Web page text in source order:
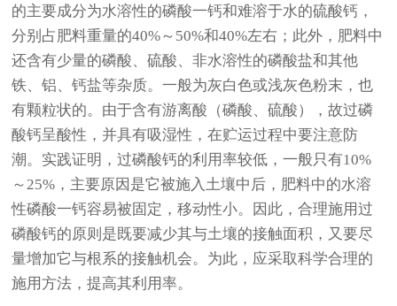
的主要成分为水溶性的磷酸一钙和难溶于水的硫酸钙，
分别占肥料重量的40%～50%和40%左右；此外，肥料中
还含有少量的磷酸、硫酸、非水溶性的磷酸盐和其他
铁、铝、钙盐等杂质。一般为灰白色或浅灰色粉末，也
有颗粒状的。由于含有游离酸（磷酸、硫酸），故过磷
酸钙呈酸性，并具有吸湿性，在贮运过程中要注意防
潮。实践证明，过磷酸钙的利用率较低，一般只有10%
～25%，主要原因是它被施入土壤中后，肥料中的水溶
性磷酸一钙容易被固定，移动性小。因此，合理施用过
磷酸钙的原则是既要减少其与土壤的接触面积，又要尽
量增加它与根系的接触机会。为此，应采取科学合理的
施用方法，提高其利用率。